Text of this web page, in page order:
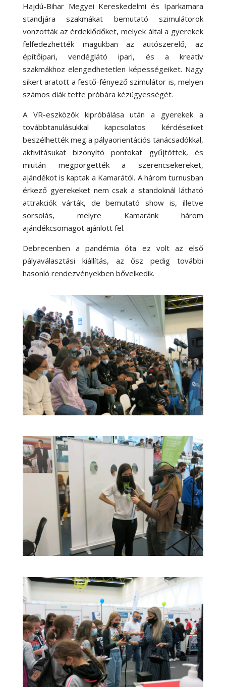
Hajdú-Bihar Megyei Kereskedelmi és Iparkamara
standjára szakmákat bemutató szimulátorok
vonzották az érdeklődőket, melyek által a gyerekek
felfedezhették magukban az autószerelő, az
építőipari, vendéglátó ipari, és a kreatív
szakmákhoz elengedhetetlen képességeiket. Nagy
sikert aratott a festő-fényező szimulátor is, melyen
számos diák tette próbára kézügyességét.
A VR-eszközök kipróbálása után a gyerekek a
továbbtanulásukkal kapcsolatos kérdéseiket
beszélhették meg a pályaorientációs tanácsadókkal,
aktivitásukat bizonyító pontokat gyűjtöttek, és
miután megpörgették a szerencsekereket,
ajándékot is kaptak a Kamarától. A három turnusban
érkező gyerekeket nem csak a standoknál látható
attrakciók várták, de bemutató show is, illetve
sorsolás, melyre Kamaránk három
ajándékcsomagot ajánlott fel.
Debrecenben a pandémia óta ez volt az első
pályaválasztási kiállítás, az ősz pedig további
hasonló rendezvényekben bővelkedik.